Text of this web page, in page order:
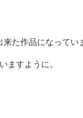
た作品になってい
ますように。